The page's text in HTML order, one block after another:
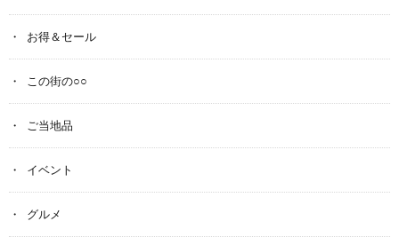
お得＆セール
この街の○○
ご当地品
イベント
グルメ